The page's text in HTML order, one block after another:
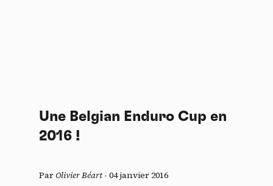
Une Belgian Enduro Cup en
2016 !
ParOlivier Béart- 04 janvier 2016